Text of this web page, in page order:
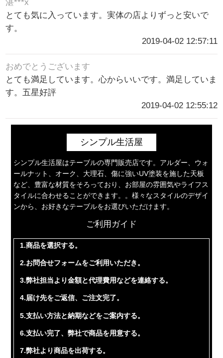
湛***x
とても気に入っています。実体の店よりずっと安いで
す。
2019-04-02 12:57:11
おめでとうございます
とても満足しています。心からいいです。満足していま
す。五星好評
2019-04-02 12:55:12
シンプル生活屋
シンプル生活屋はテーブルの専門販売店です。アルダー、ウォ
ールナット、オーク、大理石、傷に強いUV塗装を施した天板
など、豊富な材質をそろっており、お部屋の雰囲気やライフス
タイルに合わせることができます。。様々なスタイルのデザイ
ンから、お好きなテーブルをお選びいただけます。
ご利用ガイド
1.商品を選択する。
2.お問合せフォームをご利用いただき。
3.弊社担当より金額と代理費用などを連絡する。
4.届け先をご返信、ご注文完了。
5.支払い方法と納期などをご案内する。
6.支払い完了、弊社で商品を用意する。
7.弊社より商品を出荷する。